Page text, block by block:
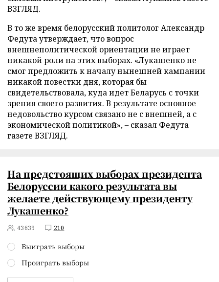
ВЗГЛЯД.
В то же время белорусский политолог Александр
Федута утверждает, что вопрос
внешнеполитической ориентации не играет
никакой роли на этих выборах. «Лукашенко не
смог предложить к началу нынешней кампании
никакой повестки дня, которая бы
свидетельствовала, куда идет Беларусь с точки
зрения своего развития. В результате основное
недовольство курсом связано не с внешней, а с
экономической политикой», – сказал Федута
газете ВЗГЛЯД.
На предстоящих выборах президента
Белоруссии какого результата вы
желаете действующему президенту
Лукашенко?
43639 210
Выиграть выборы
Проиграть выборы